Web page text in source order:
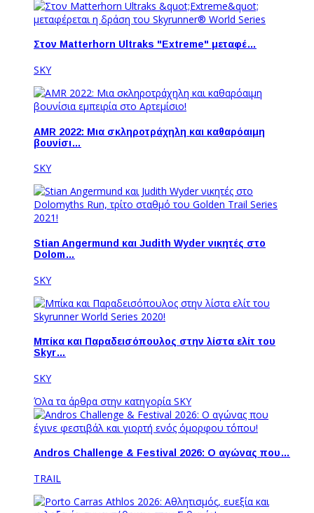
Στον Matterhorn Ultraks "Extreme" μεταφέ…
SKY
AMR 2022: Μια σκληροτράχηλη και καθαρόαιμη
βουνίσι…
SKY
Stian Angermund και Judith Wyder νικητές στο
Dolom…
SKY
Μπίκα και Παραδεισόπουλος στην λίστα ελίτ του
Skyr…
SKY
Όλα τα άρθρα στην κατηγορία SKY
Andros Challenge & Festival 2026: O αγώνας που…
TRAIL